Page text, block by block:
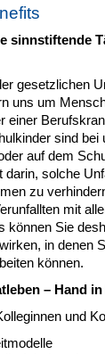
sinnstiftende
gesetzlichen
uns um
einer
sind bei
auf dem
darin, solche
zu
mit
können Sie
in denen
können.
– Hand in
und